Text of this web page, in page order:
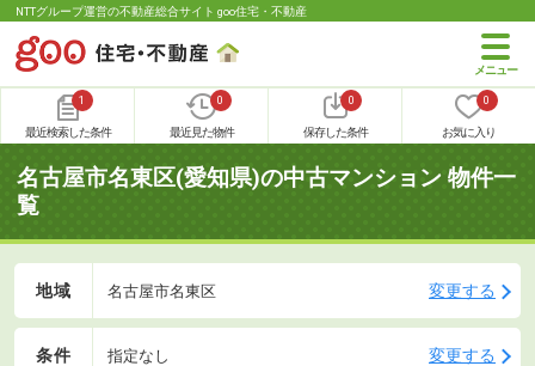
NTTグループ運営の不動産総合サイト goo住宅・不動産
1
最近検索した条件
0
最近見た物件
0
保存した条件
0
お気に入り
名古屋市名東区(愛知県)の中古マンション 物件一
覧
地域 名古屋市名東区 変更する
条件 指定なし 変更する